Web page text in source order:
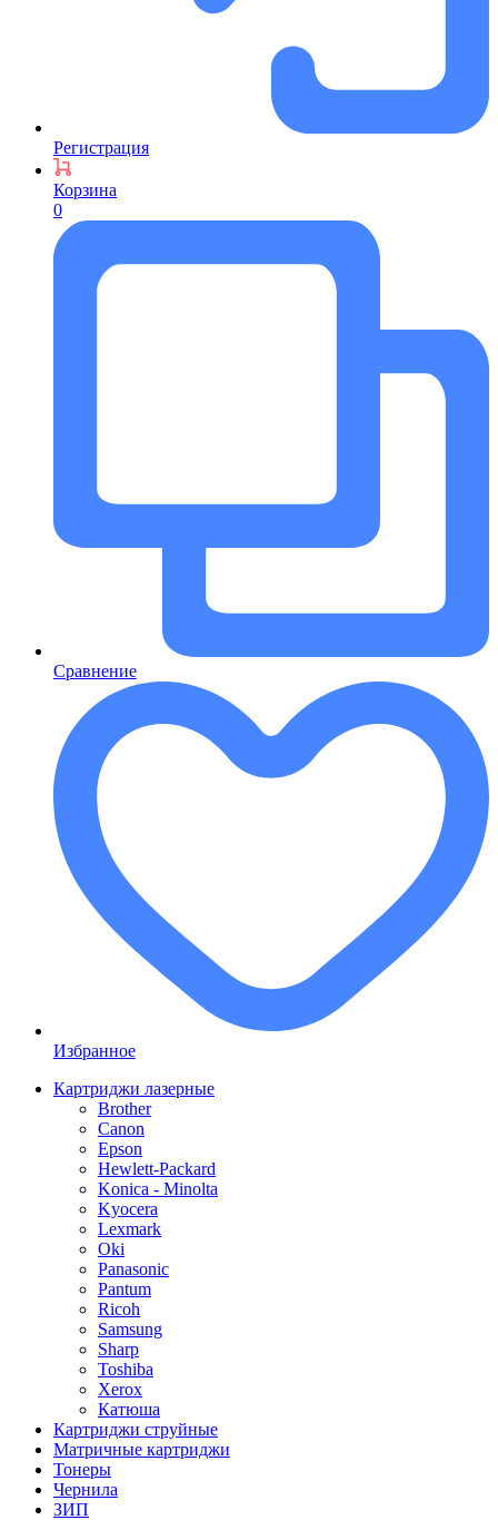
Регистрация
Корзина
0
Сравнение
Избранное
Картриджи лазерные
Brother
Canon
Epson
Hewlett-Packard
Konica - Minolta
Kyocera
Lexmark
Oki
Panasonic
Pantum
Ricoh
Samsung
Sharp
Toshiba
Xerox
Катюша
Картриджи струйные
Матричные картриджи
Тонеры
Чернила
ЗИП